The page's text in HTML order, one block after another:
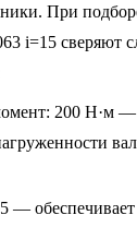
При
i=15 сверяют
200 Н·м —
—